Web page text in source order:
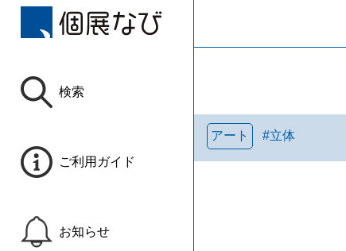
検索
ご利用ガイド
お知らせ
アート #立体